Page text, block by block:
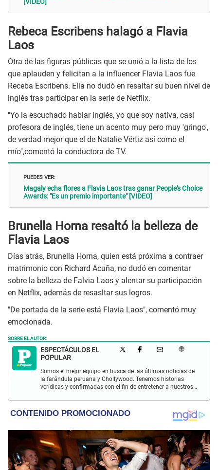
[VIDEO]
Rebeca Escribens halagó a Flavia
Laos
Otra de las figuras públicas que se unió a la lista de los
que aplauden y felicitan a la influencer Flavia Laos fue
Receba Escribens. Ella no dudó en resaltar su buen nivel de
inglés tras participar en la serie de Netflix.
"Yo la escuchado hablar inglés, yo que soy nativa, casi
profesora de inglés, tiene un acento muy pero muy 'gringo',
de verdad mejor que el de Natalie Vértiz así como el
mío",comentó la conductora de TV.
PUEDES VER:
Magaly echa flores a Flavia Laos tras ganar People's Choice
Awards: "Es un premio importante" [VIDEO]
Brunella Horna resaltó la belleza de
Flavia Laos
Días atrás, Brunella Horna, quien está próxima a contraer
matrimonio con Richard Acuña, no dudó en comentar
sobre la belleza de Falvia Laos y alentar su participación
en Netflix, además de resasltar sus logros.
"De portada de la serie está Flavia Laos", comentó muy
emocionada.
SOBRE EL AUTOR:
ESPECTÁCULOS EL
POPULAR
Somos el mejor equipo en busca de las últimas noticias de
la farándula peruana y Chollywood. Tenemos historias
verídicas y confirmadas con el fin de entretener a nuestros